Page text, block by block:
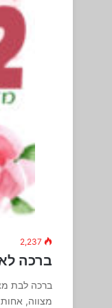
ברכה
ברכה לבת
מצווה,